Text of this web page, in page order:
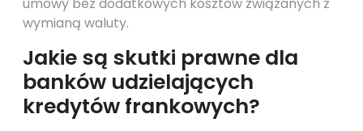
wymianą waluty.
Jakie są skutki prawne dla
banków udzielających
kredytów frankowych?